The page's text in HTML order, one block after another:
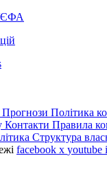
Прогнози Політика
Контакти Правила
Структура
facebook x youtube